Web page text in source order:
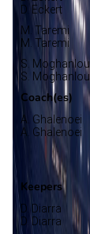
D. Eckert
M. Taremi
M. Taremi
S. Moghanlou
S. Moghanlou
Coach(es)
A. Ghalenoei
A. Ghalenoei
Selectie
Keepers
D. Diarra
D. Diarra